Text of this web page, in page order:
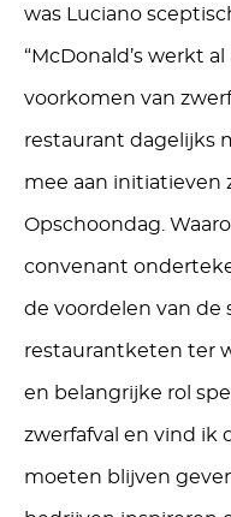
was Luciano
“McDonald’s werkt
voorkomen van
restaurant dagelijks
mee aan initiatieven
Opschoondag.
convenant
de voordelen van de
restaurantketen ter
en belangrijke rol
zwerfafval en vind ik
moeten blijven